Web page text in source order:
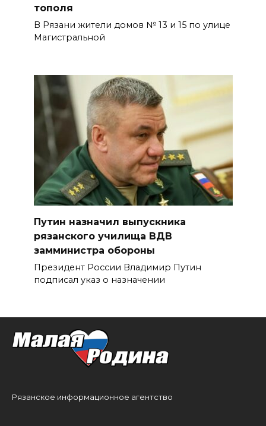
тополя
В Рязани жители домов № 13 и 15 по улице
Магистральной
Путин назначил выпускника
рязанского училища ВДВ
замминистра обороны
Президент России Владимир Путин
подписал указ о назначении
Рязанское информационное агентство